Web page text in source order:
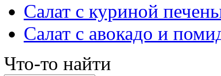
Салат с куриной
Салат с авокадо и
Что-то найти